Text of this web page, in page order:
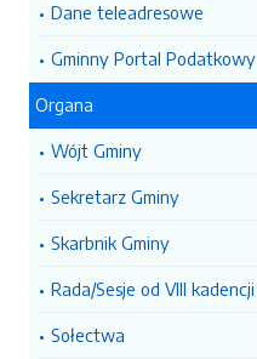
Dane teleadresowe
Gminny Portal Podatkowy
Organa
Wójt Gminy
Sekretarz Gminy
Skarbnik Gminy
Rada/Sesje od VIII kadencji
Sołectwa